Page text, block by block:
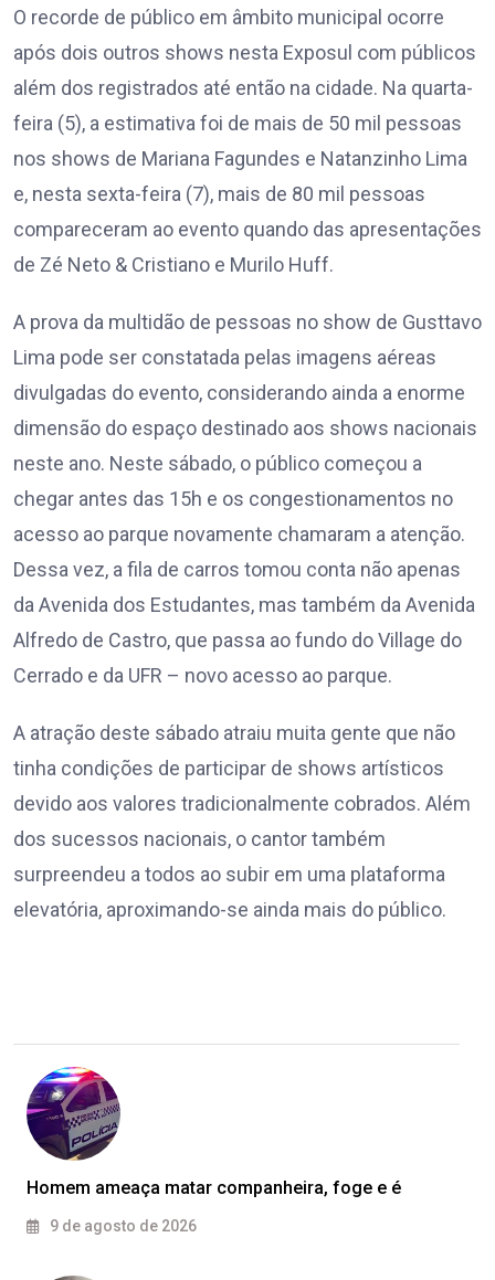
O recorde de público em âmbito municipal ocorre
após dois outros shows nesta Exposul com públicos
além dos registrados até então na cidade. Na quarta-
feira (5), a estimativa foi de mais de 50 mil pessoas
nos shows de Mariana Fagundes e Natanzinho Lima
e, nesta sexta-feira (7), mais de 80 mil pessoas
compareceram ao evento quando das apresentações
de Zé Neto & Cristiano e Murilo Huff.
A prova da multidão de pessoas no show de Gusttavo
Lima pode ser constatada pelas imagens aéreas
divulgadas do evento, considerando ainda a enorme
dimensão do espaço destinado aos shows nacionais
neste ano. Neste sábado, o público começou a
chegar antes das 15h e os congestionamentos no
acesso ao parque novamente chamaram a atenção.
Dessa vez, a fila de carros tomou conta não apenas
da Avenida dos Estudantes, mas também da Avenida
Alfredo de Castro, que passa ao fundo do Village do
Cerrado e da UFR – novo acesso ao parque.
A atração deste sábado atraiu muita gente que não
tinha condições de participar de shows artísticos
devido aos valores tradicionalmente cobrados. Além
dos sucessos nacionais, o cantor também
surpreendeu a todos ao subir em uma plataforma
elevatória, aproximando-se ainda mais do público.
Homem ameaça matar companheira, foge e é
9 de agosto de 2026